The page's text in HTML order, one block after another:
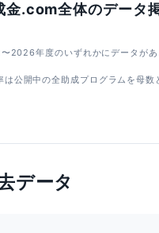
金.com全体のデータ
2026年度のいずれかにデータがあ
は公開中の全助成プログラムを母数
データ